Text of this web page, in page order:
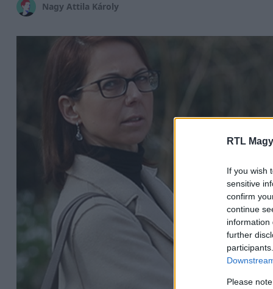
RTL
If you wish
sensitive
confirm
continue
information
further
Please
Nagy Attila Károly